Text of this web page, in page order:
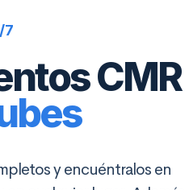
7
CMR
y encuéntralos en